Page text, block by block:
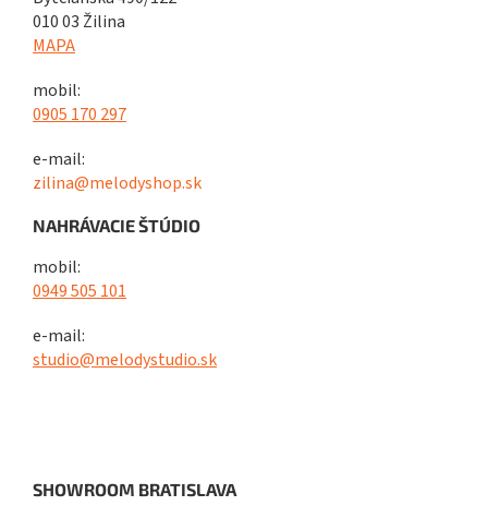
010 03 Žilina
MAPA
mobil:
0905 170 297
e-mail:
zilina@melodyshop.sk
NAHRÁVACIE ŠTÚDIO
mobil:
0949 505 101
e-mail:
studio@melodystudio.sk
SHOWROOM BRATISLAVA